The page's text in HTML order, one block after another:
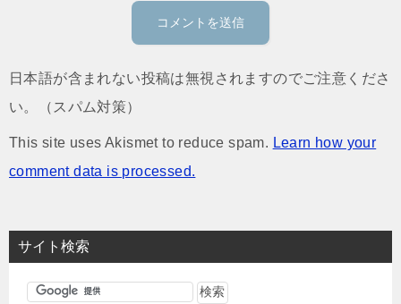
日本語が含まれない投稿は無視されますのでご注意くださ
い。（スパム対策）
This site uses Akismet to reduce spam. Learn how your
comment data is processed.
サイト検索